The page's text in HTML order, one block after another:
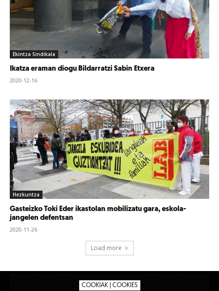
Ekintza Sindikala
Ikatza eraman diogu Bildarratzi Sabin Etxera
2020-12-16
Hezkuntza
Gasteizko Toki Eder ikastolan mobilizatu gara, eskola-
jangelen defentsan
2020-11-26
Load more
COOKIAK | COOKIES